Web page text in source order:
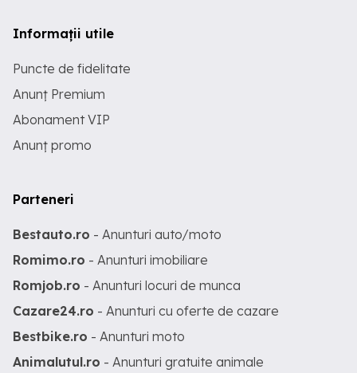
Informații utile
Puncte de fidelitate
Anunț Premium
Abonament VIP
Anunț promo
Parteneri
Bestauto.ro - Anunturi auto/moto
Romimo.ro - Anunturi imobiliare
Romjob.ro - Anunturi locuri de munca
Cazare24.ro - Anunturi cu oferte de cazare
Bestbike.ro - Anunturi moto
Animalutul.ro - Anunturi gratuite animale